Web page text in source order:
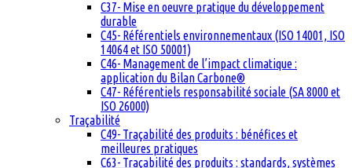
C37- Mise en oeuvre pratique du développement
durable
C45- Référentiels environnementaux (ISO 14001, ISO
14064 et ISO 50001)
C46- Management de l’impact climatique :
application du Bilan Carbone®
C47- Référentiels responsabilité sociale (SA 8000 et
ISO 26000)
Traçabilité
C49- Traçabilité des produits : bénéfices et
meilleures pratiques
C63- Traçabilité des produits : standards, systèmes